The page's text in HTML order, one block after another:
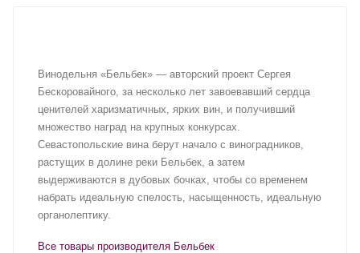
Винодельня «Бельбек» — авторский проект Сергея
Бескоровайного, за несколько лет завоевавший сердца
ценителей харизматичных, ярких вин, и получивший
множество наград на крупных конкурсах.
Севастопольские вина берут начало с виноградников,
растущих в долине реки Бельбек, а затем
выдерживаются в дубовых бочках, чтобы со временем
набрать идеальную спелость, насыщенность, идеальную
органолептику.
Все товары производителя Бельбек